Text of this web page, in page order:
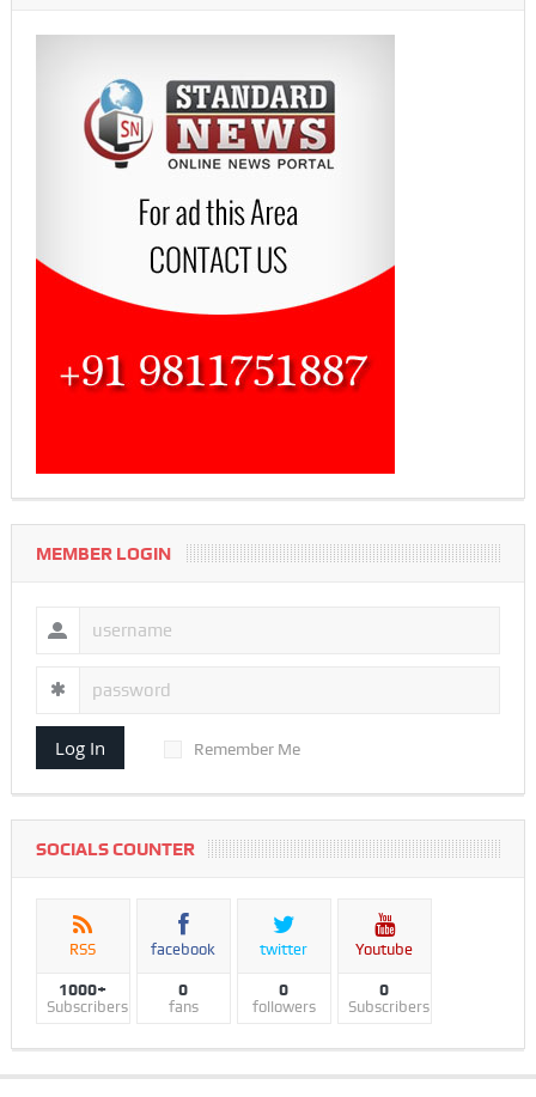
MEMBER LOGIN
Log In Remember Me
SOCIALS COUNTER
RSS
1000+
Subscribers
facebook
0
fans
twitter
0
followers
Youtube
0
Subscribers